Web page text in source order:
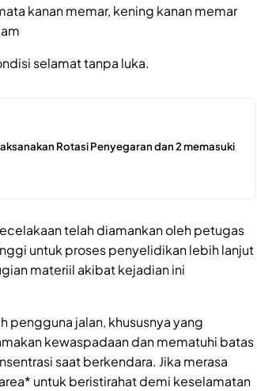
kanan memar, kening kanan memar
selamat tanpa luka.
Rotasi Penyegaran dan 2 memasuki
telah diamankan oleh petugas
untuk proses penyelidikan lebih lanjut
materiil akibat kejadian ini
pengguna jalan, khususnya yang
kewaspadaan dan mematuhi batas
saat berkendara. Jika merasa
untuk beristirahat demi keselamatan